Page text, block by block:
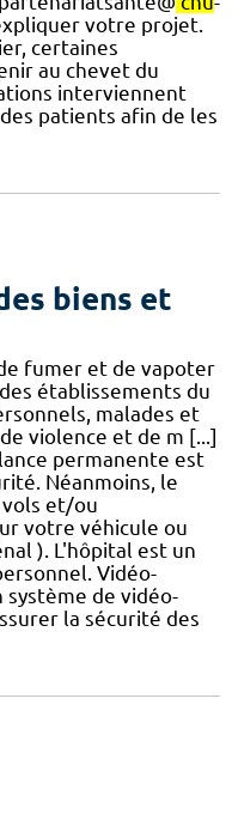
votre projet.
certaines
au chevet du
interviennent
patients afin de les
biens et
fumer et de vapoter
établissements du
malades et
violence et de m [...]
permanente est
Néanmoins, le
vols et/ou
votre véhicule ou
). L'hôpital est un
Vidéo-
système de vidéo-
la sécurité des